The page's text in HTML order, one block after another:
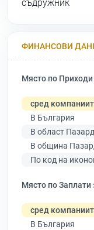
съдружник
ФИНАНСОВИ
Място по Приходи
сред
В България
В област
В община
По код на
Място по Заплати
сред
В България